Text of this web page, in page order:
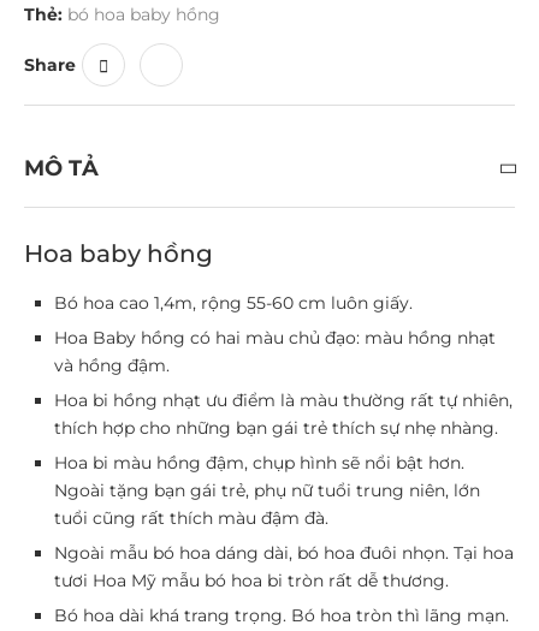
Thẻ: bó hoa baby hồng
Share
MÔ TẢ
Hoa baby hồng
Bó hoa cao 1,4m, rộng 55-60 cm luôn giấy.
Hoa Baby hồng có hai màu chủ đạo: màu hồng nhạt
và hồng đậm.
Hoa bi hồng nhạt ưu điểm là màu thường rất tự nhiên,
thích hợp cho những bạn gái trẻ thích sự nhẹ nhàng.
Hoa bi màu hồng đậm, chụp hình sẽ nổi bật hơn.
Ngoài tặng bạn gái trẻ, phụ nữ tuổi trung niên, lớn
tuổi cũng rất thích màu đậm đà.
Ngoài mẫu bó hoa dáng dài, bó hoa đuôi nhọn. Tại hoa
tươi Hoa Mỹ mẫu bó hoa bi tròn rất dễ thương.
Bó hoa dài khá trang trọng. Bó hoa tròn thì lãng mạn.